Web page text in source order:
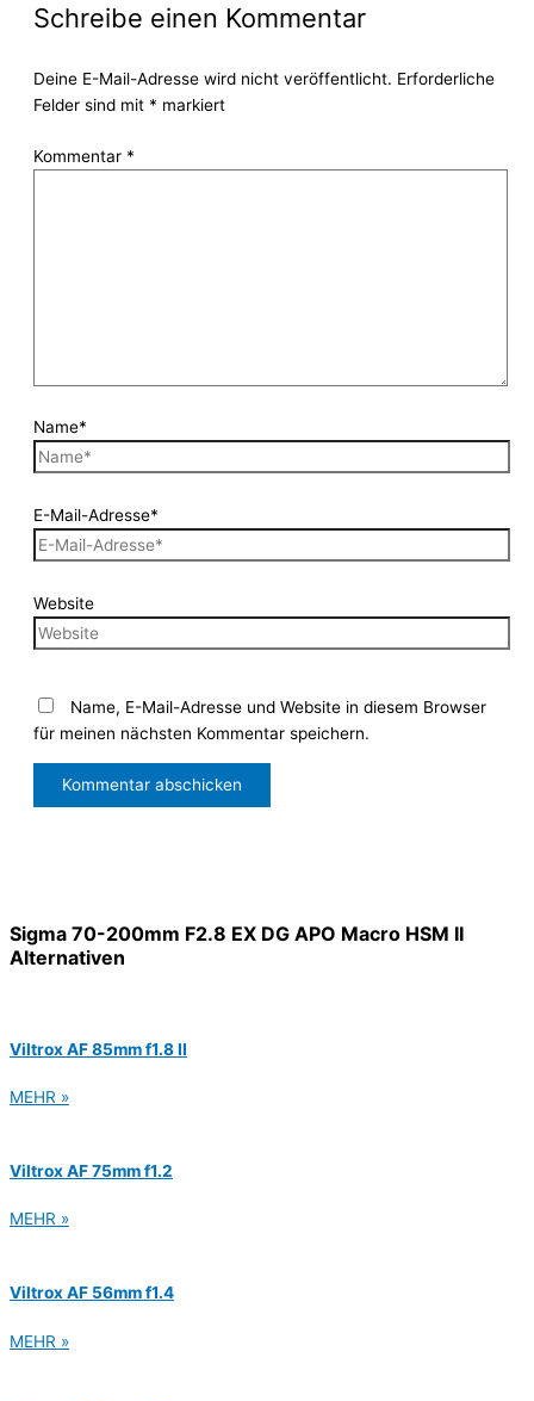
Schreibe einen Kommentar
Deine E-Mail-Adresse wird nicht veröffentlicht. Erforderliche
Felder sind mit * markiert
Kommentar *
Name*
E-Mail-Adresse*
Website
Name, E-Mail-Adresse und Website in diesem Browser
für meinen nächsten Kommentar speichern.
Sigma 70-200mm F2.8 EX DG APO Macro HSM II
Alternativen
Viltrox AF 85mm f1.8 II
MEHR »
Viltrox AF 75mm f1.2
MEHR »
Viltrox AF 56mm f1.4
MEHR »